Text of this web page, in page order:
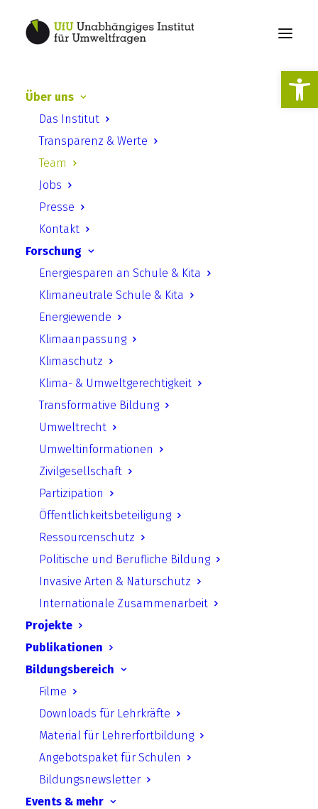
Über uns
Das Institut
Transparenz & Werte
Team
Jobs
Presse
Kontakt
Forschung
Energiesparen an Schule & Kita
Klimaneutrale Schule & Kita
Energiewende
Klimaanpassung
Klimaschutz
Klima- & Umweltgerechtigkeit
Transformative Bildung
Umweltrecht
Umweltinformationen
Zivilgesellschaft
Partizipation
Öffentlichkeitsbeteiligung
Ressourcenschutz
Politische und Berufliche Bildung
Invasive Arten & Naturschutz
Internationale Zusammenarbeit
Projekte
Publikationen
Bildungsbereich
Filme
Downloads für Lehrkräfte
Material für Lehrerfortbildung
Angebotspaket für Schulen
Bildungsnewsletter
Events & mehr
Das UfU Team
UfU Vorstand &
Geschäftsführung
Adrian Johst
Vorstandsvorsitzender | Biologe |
Geschäftsführer Naturstiftung David
E-Mail:adrian.johst@naturstiftung-david.de